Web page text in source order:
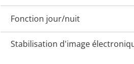
Fonction jour/nuit
Stabilisation d'image